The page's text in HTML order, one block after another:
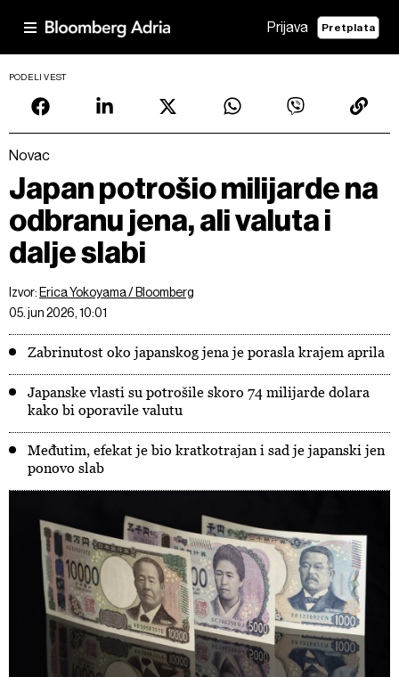
Prijava Pretplata
PODELI VEST
Novac
Japan potrošio milijarde na
odbranu jena, ali valuta i
dalje slabi
Izvor: Erica Yokoyama / Bloomberg
05. jun 2026, 10:01
Zabrinutost oko japanskog jena je porasla krajem aprila
Japanske vlasti su potrošile skoro 74 milijarde dolara
kako bi oporavile valutu
Međutim, efekat je bio kratkotrajan i sad je japanski jen
ponovo slab